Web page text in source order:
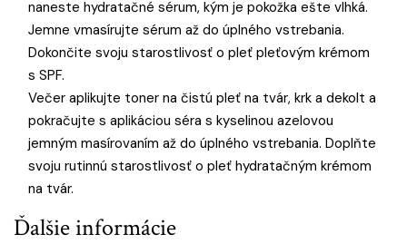
naneste hydratačné sérum, kým je pokožka ešte vlhká.
Jemne vmasírujte sérum až do úplného vstrebania.
Dokončite svoju starostlivosť o pleť pleťovým krémom
s SPF.
Večer aplikujte toner na čistú pleť na tvár, krk a dekolt a
pokračujte s aplikáciou séra s kyselinou azelovou
jemným masírovaním až do úplného vstrebania. Doplňte
svoju rutinnú starostlivosť o pleť hydratačným krémom
na tvár.
Ďalšie informácie